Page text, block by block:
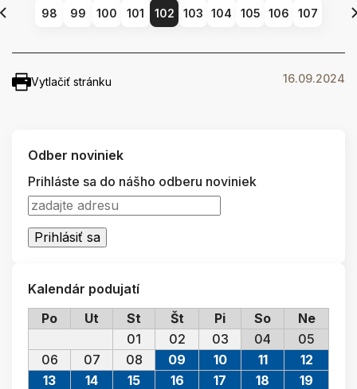
98 99 100 101 102 103 104 105 106 107
Vytlačiť stránku 16.09.2024
Odber noviniek
Prihláste sa do nášho odberu noviniek
Kalendár podujatí
Po
Ut St Št Pi So Ne
01 02 03 04
05
06
07 08 09 10 11
12
13
14 15 16 17 18
19